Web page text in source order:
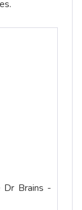
Dr Brains -